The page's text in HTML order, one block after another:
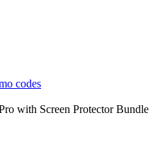
codes
with Screen Protector Bundle